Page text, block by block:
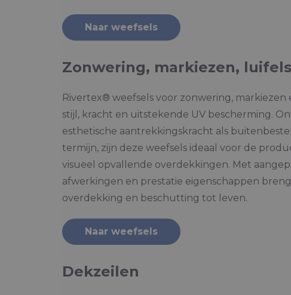
Naar weefsels
Zonwering, markiezen, luifels
Rivertex® weefsels voor zonwering,
stijl, kracht en uitstekende UV bescherming.
esthetische aantrekkingskracht als
termijn, zijn deze weefsels ideaal voor de
visueel opvallende overdekkingen. Met
afwerkingen en prestatie eigenschappen
overdekking en beschutting tot leven.
Naar weefsels
Dekzeilen